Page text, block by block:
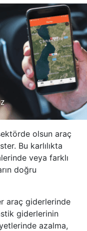
olsun araç
Bu karlılıkta
veya farklı
doğru
araç giderlerinde
giderlerinin
azalma,